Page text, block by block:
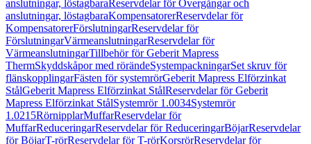
anslutningar, löstagbaraReservdelar för Övergångar och
anslutningar, löstagbaraKompensatorerReservdelar för
KompensatorerFörslutningarReservdelar för
FörslutningarVärmeanslutningarReservdelar för
VärmeanslutningarTillbehör för Geberit Mapress
ThermSkyddskåpor med rörändeSystempackningarSet skruv för
flänskopplingarFästen för systemrörGeberit Mapress Elförzinkat
StålGeberit Mapress Elförzinkat StålReservdelar för Geberit
Mapress Elförzinkat StålSystemrör 1.0034Systemrör
1.0215RörnipplarMuffarReservdelar för
MuffarReduceringarReservdelar för ReduceringarBöjarReservdelar
för BöjarT-rörReservdelar för T-rörKorsrörReservdelar för